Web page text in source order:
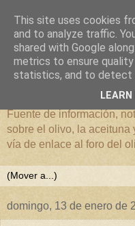
El mundo
Fuente de información,
sobre el olivo, la aceituna
vía de enlace al foro del
domingo, 13 de enero de
This site uses cookies
and to analyze traffic.
shared with Google
metrics to ensure
statistics, and to detect